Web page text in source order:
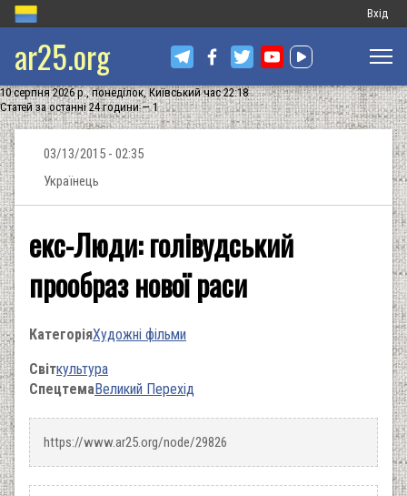
Меню
запису
Вхід
ar25.org
10 серпня 2026 р., понеділок, Київський час 22:18
Статей за останні 24 години — 1
03/13/2015 - 02:35
Українець
екс-Люди: голівудський
прообраз нової раси
КатегоріяХудожні фільми
Світкультура
СпецтемаВеликий Перехід
https://www.ar25.org/node/29826